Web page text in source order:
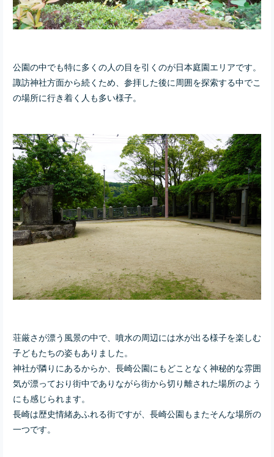
公園の中でも特に多くの人の目を引くのが日本庭園エリアです。
諏訪神社方面から続くため、参拝した後に周囲を探索する中でこ
の場所に行き着く人も多い様子。
荘厳さが漂う風景の中で、噴水の周辺には水が出る様子を楽しむ
子どもたちの姿もありました。
神社が隣りにあるからか、長崎公園にもどことなく神秘的な雰囲
気が漂っており街中でありながら街から切り離された場所のよう
にも感じられます。
長崎は歴史情緒あふれる街ですが、長崎公園もまたそんな場所の
一つです。